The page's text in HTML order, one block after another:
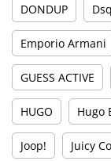
DONDUP
Emporio Armani
GUESS ACTIVE
HUGO Hugo
Joop! Juicy